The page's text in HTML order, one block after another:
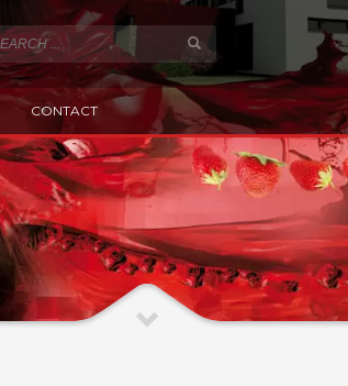
CONTACT